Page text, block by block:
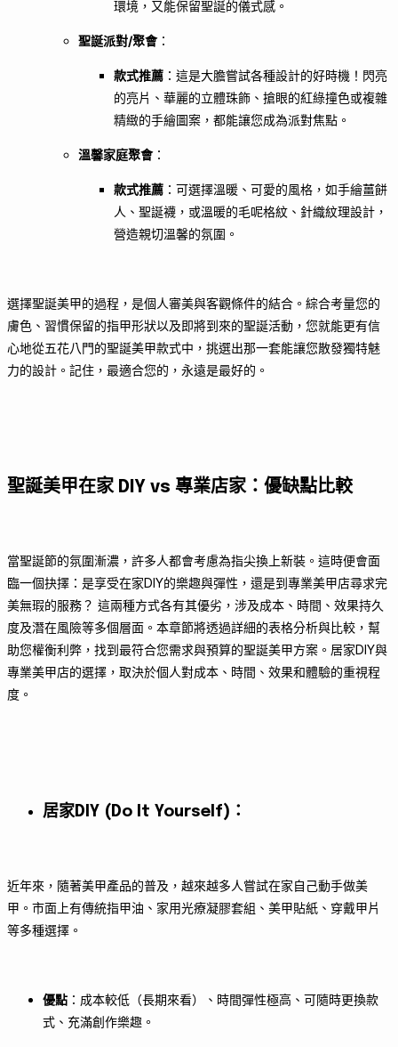
環境，又能保留聖誕的儀式感。
聖誕派對/聚會：
款式推薦 ：這是大膽嘗試各種設計的好時機！閃亮
的亮片、華麗的立體珠飾、搶眼的紅綠撞色或複雜
精緻的手繪圖案，都能讓您成為派對焦點。
溫馨家庭聚會：
款式推薦 ：可選擇溫暖、可愛的風格，如手繪薑餅
人、聖誕襪，或溫暖的毛呢格紋、針織紋理設計，
營造親切溫馨的氛圍。
選擇聖誕美甲的過程，是個人審美與客觀條件的結合。綜合考量您的
膚色、習慣保留的指甲形狀以及即將到來的聖誕活動，您就能更有信
心地從五花八門的聖誕美甲款式中，挑選出那一套能讓您散發獨特魅
力的設計。記住，最適合您的，永遠是最好的。
聖誕美甲在家 DIY vs 專業店家：優缺點比較
當聖誕節的氛圍漸濃，許多人都會考慮為指尖換上新裝。這時便會面
臨一個抉擇：是享受在家DIY的樂趣與彈性，還是到專業美甲店尋求完
美無瑕的服務？ 這兩種方式各有其優劣，涉及成本、時間、效果持久
度及潛在風險等多個層面。本章節將透過詳細的表格分析與比較，幫
助您權衡利弊，找到最符合您需求與預算的聖誕美甲方案。居家DIY與
專業美甲店的選擇，取決於個人對成本、時間、效果和體驗的重視程
度。
居家DIY (Do It Yourself) ：
近年來，隨著美甲產品的普及，越來越多人嘗試在家自己動手做美
甲。市面上有傳統指甲油、家用光療凝膠套組、美甲貼紙、穿戴甲片
等多種選擇。
優點 ：成本較低（長期來看）、時間彈性極高、可隨時更換款
式、充滿創作樂趣。